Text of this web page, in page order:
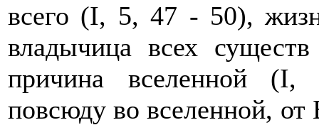
всего (I, 5, 47 - 50),
владычица всех
причина вселенной (I,
повсюду во вселенной,